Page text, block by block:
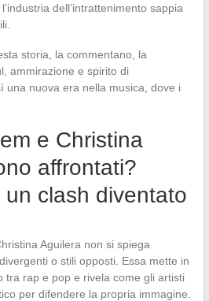
dell’intrattenimento sappia
storia, la commentano, la
ammirazione e spirito di
una nuova era nella musica, dove i
e Christina
affrontati?
un clash diventato
Aguilera non si spiega
o stili opposti. Essa mette in
tra rap e pop e rivela come gli artisti
per difendere la propria immagine.